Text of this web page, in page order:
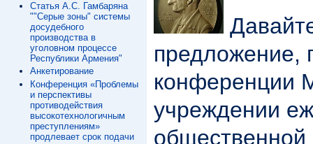
Статья А.С. Гамбаряна
""Серые зоны" системы
досудебного
производства в
уголовном процессе
Республики Армения"
Анкетирование
Конференция «Проблемы
и перспективы
противодействия
высокотехнологичным
преступлениям»
продлевает срок подачи
предложение,
конференции
учреждении